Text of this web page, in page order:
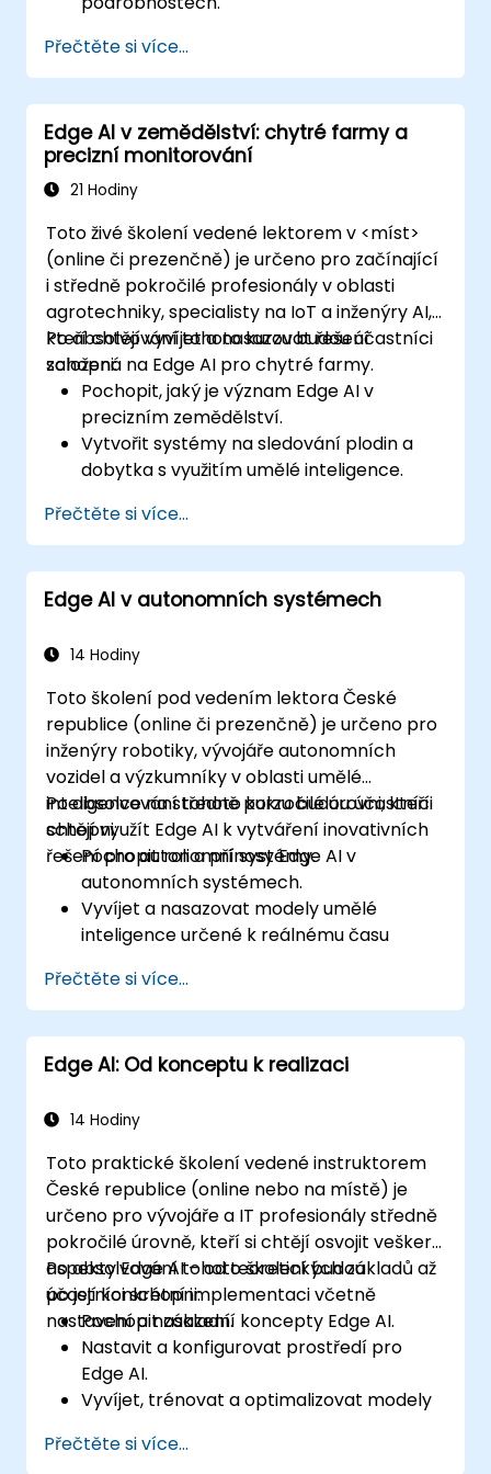
Přečtěte si více...
Edge AI v zemědělství: chytré farmy a
precizní monitorování
21 Hodiny
Toto živé školení vedené lektorem v <míst>
(online či prezenčně) je určeno pro začínající
i středně pokročilé profesionály v oblasti
agrotechniky, specialisty na IoT a inženýry AI,
kteří chtějí vyvíjet a nasazovat řešení
založená na Edge AI pro chytré farmy.
Po absolvování tohoto kurzu budou účastníci
schopni:
Pochopit, jaký je význam Edge AI v
precizním zemědělství.
Vytvořit systémy na sledování plodin a
dobytka s využitím umělé inteligence.
zavlažování a monitorování prostředí.
Zvýšit efektivitu zemědělské produkce
díky reálným analýzám generovaným
Edge AI.
Přečtěte si více...
Edge AI v autonomních systémech
14 Hodiny
Toto školení pod vedením lektora České
republice (online či prezenčně) je určeno pro
inženýry robotiky, vývojáře autonomních
vozidel a výzkumníky v oblasti umělé
inteligence na středně pokročilé úrovni, kteří
chtějí využít Edge AI k vytváření inovativních
řešení pro autonomní systémy.
Po absolvování tohoto kurzu budou účastníci
schopni:
Pochopit roli a přínosy Edge AI v
autonomních systémech.
Vyvíjet a nasazovat modely umělé
inteligence určené k reálnému času
Implementovat řešení využívající Edge AI
do autonomních vozidel, dronů a robotů.
Navrhovat a optimalizovat řídicí systémy
s využitím technologií Edge AI.
používání umělé inteligence v
Přečtěte si více...
Edge AI: Od konceptu k realizaci
14 Hodiny
Toto praktické školení vedené instruktorem
České republice (online nebo na místě) je
určeno pro vývojáře a IT profesionály středně
pokročilé úrovně, kteří si chtějí osvojit veškeré
aspekty Edge AI – od teoretických základů až
po její konkrétní implementaci včetně
nastavení a nasazení.
Po absolvování tohoto školení budou
účastníci schopni:
Pochopit základní koncepty Edge AI.
Nastavit a konfigurovat prostředí pro
Edge AI.
Vyvíjet, trénovat a optimalizovat modely
zařízeních.
Přečtěte si více...